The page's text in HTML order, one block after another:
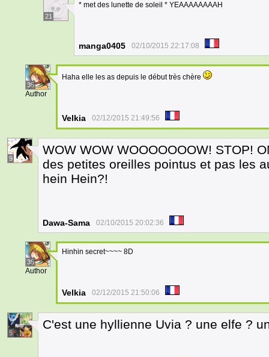
21
* met des lunette de soleil * YEAAAAAAAAH
manga0405 02/10/2015 22:17:08
35
Author
Haha elle les as depuis le début très chère
Velkia 02/12/2015 21:49:56
9
WOW WOW WOOOOOOOW! STOP!
des petites oreilles pointus et pas les
hein Hein?!
Dawa-Sama 02/10/2015 20:02:36
35
Author
Hinhin secret~~~~ 8D
Velkia 02/12/2015 21:50:06
5
C'est une hyllienne Uvia ? une elfe ?